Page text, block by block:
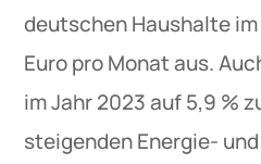
deutschen Haushalte
Euro pro Monat aus.
im Jahr 2023 auf 5,9 %
steigenden Energie-